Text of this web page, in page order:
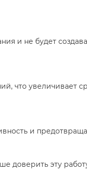
и не будет
что увеличивает
и
доверить эту